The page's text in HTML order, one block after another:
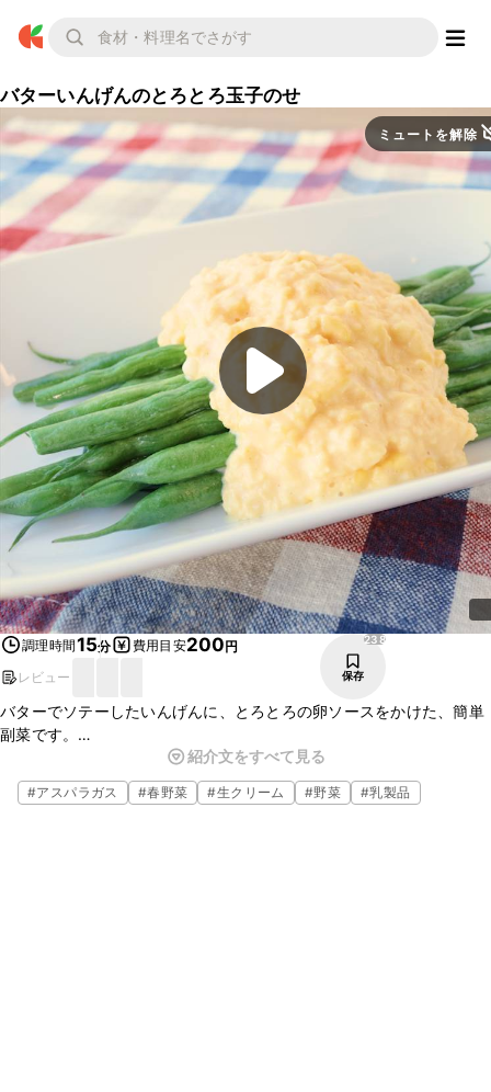
バターいんげんのとろとろ玉子のせ
ミュートを解除
調理時間15分 費用目安200円
レビュー
238
保存
バターでソテーしたいんげんに、とろとろの卵ソースをかけた、簡単
副菜です。
とろとろの卵ソースは、バターの風味がまろやかなやさしい味。
手軽に作れて、彩りもきれいです。
朝ごはんにおすすめの一品です。
紹介文をすべて見る
#アスパラガス #春野菜 #生クリーム #野菜 #乳製品